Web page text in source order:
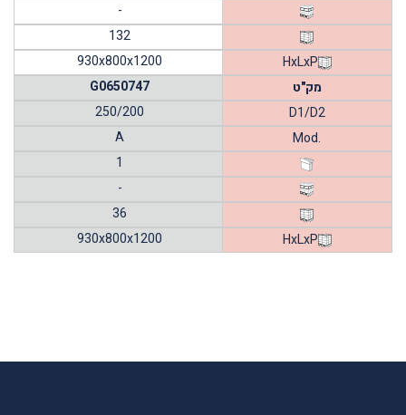
-
132
HxLxP
930x800x1200
מק"ט
G0650747
D1/D2
250/200
Mod.
A
1
-
36
HxLxP
930x800x1200